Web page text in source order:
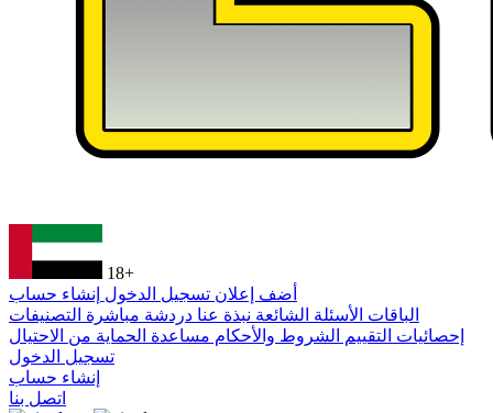
18+
أضف إعلان تسجيل الدخول إنشاء حساب
الباقات الأسئلة الشائعة نبذة عنا دردشة مباشرة التصنيفات
إحصائيات التقييم
الشروط والأحكام مساعدة الحماية من الاحتيال
تسجيل الدخول
إنشاء حساب
اتصل بنا